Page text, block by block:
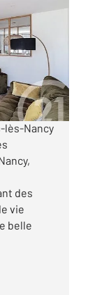
lès-Nancy
des
vie
belle